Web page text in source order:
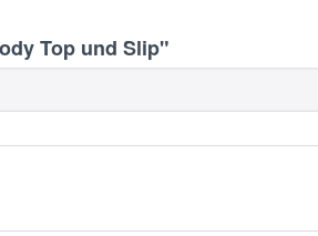
Top und Slip"